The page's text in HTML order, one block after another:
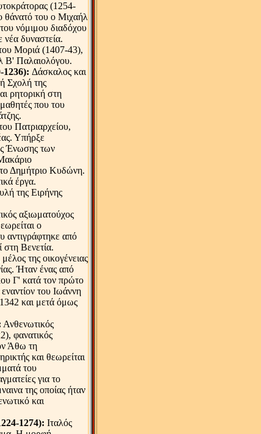
(1254-
θάνατό του ο Μιχαήλ
νόμιμου διαδόχου
δυναστεία.
Μοριά (1407-43),
Β' Παλαιολόγου.
1236): Δάσκαλος και
Σχολή της
ρητορική στη
που του
Πατριαρχείου,
Υπήρξε
Ένωσης των
Δημήτριο Κυδώνη.
έργα.
της Ειρήνης
αξιωματούχος
ο
αντιγράφτηκε από
στη Βενετία.
μέλος της οικογένειας
Ήταν ένας από
Γ' κατά τον πρώτο
του Ιωάννη
και μετά όμως
Ανθενωτικός
φανατικός
Άθω τη
και θεωρείται
του
για το
της οποίας ήταν
και
1274): Ιταλός